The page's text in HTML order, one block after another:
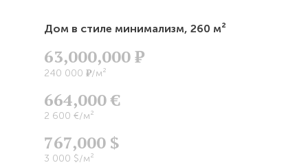
Дом в стиле минимализм, 260 м²
63,000,000Р
240 000 Р/м²
664,000 €
2 600 €/м²
767,000 $
3 000 $/м²